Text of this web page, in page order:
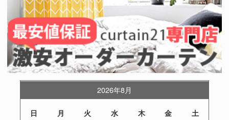
2026年8月
日 月 火 水 木 金 土